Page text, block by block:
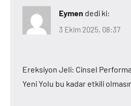
Eymen dedi ki:
3 Ekim 2025, 08:37
Ereksiyon Jeli: Cinsel
Yeni Yolu bu kadar etkili